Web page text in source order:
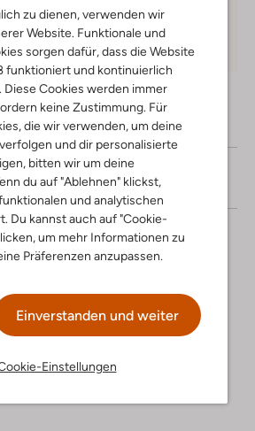
zu dienen, verwenden wir
Website. Funktionale und
sorgen dafür, dass die Website
funktioniert und kontinuierlich
Cookies werden immer
keine Zustimmung. Für
die wir verwenden, um deine
und dir personalisierte
bitten wir um deine
du auf "Ablehnen" klickst,
und analytischen
Du kannst auch auf "Cookie-
um mehr Informationen zu
Präferenzen anzupassen.
Einverstanden und weiter
Einstellungen
30 TagenRückgaberecht
Develab Stoff-Textil